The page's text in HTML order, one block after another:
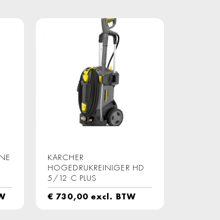
KARCHER
HOGEDRUKREINIGER HD
5/12 C PLUS
€ 730,00 excl. BTW